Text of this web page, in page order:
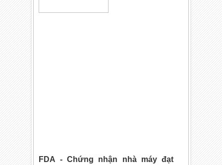
FDA - Chứng nhận nhà máy đạt